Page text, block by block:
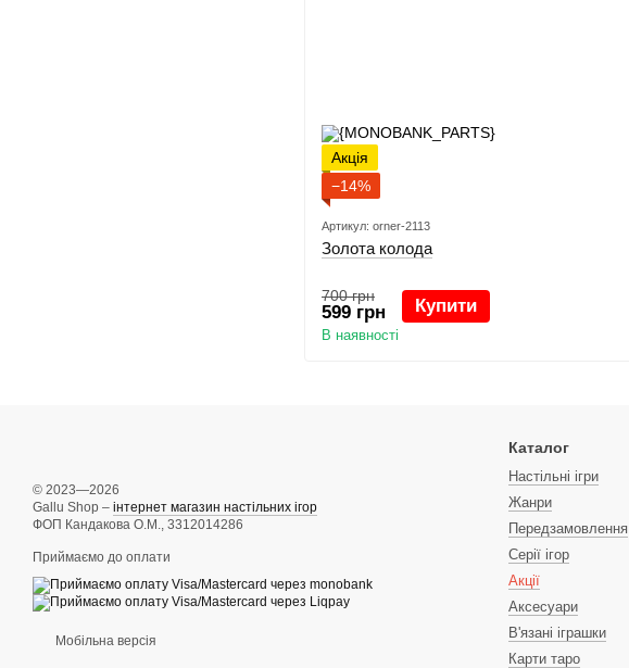
Акція
−14%
Артикул: orner-2113
Золота колода
700 грн
599 грн Купити
В наявності
© 2023—2026
Gallu Shop – інтернет магазин настільних ігор
ФОП Кандакова О.М., 3312014286
Приймаємо до оплати
Мобільна версія
Каталог
Настільні ігри
Жанри
Передзамовлення
Серії ігор
Акції
Аксесуари
В'язані іграшки
Карти таро